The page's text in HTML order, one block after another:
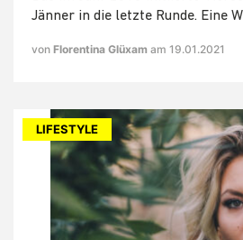
Jänner in die letzte Runde. Eine
von Florentina Glüxam am 19.01.2021
LIFESTYLE